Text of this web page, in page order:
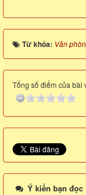
Từ khóa: Văn
Tổng số điểm của bài
Ý kiến bạn đọc